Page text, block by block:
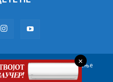
Правила на користење
×